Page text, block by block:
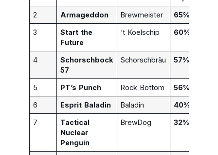
2 Armageddon Brewmeister 65%
3
Start the
Future
‘t Koelschip 60%
4
Schorschbock
57
Schorschbräu 57%
5 PT’s Punch Rock Bottom 56%
6 Esprit Baladin Baladin 40%
7
Tactical
Nuclear
Penguin
BrewDog 32%